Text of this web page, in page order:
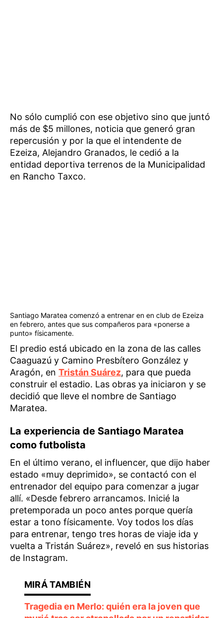
No sólo cumplió con ese objetivo sino que juntó
más de $5 millones, noticia que generó gran
repercusión y por la que el intendente de
Ezeiza, Alejandro Granados, le cedió a la
entidad deportiva terrenos de la Municipalidad
en Rancho Taxco.
Santiago Maratea comenzó a entrenar en en club de Ezeiza
en febrero, antes que sus compañeros para «ponerse a
punto» físicamente.
El predio está ubicado en la zona de las calles
Caaguazú y Camino Presbítero González y
Aragón, en Tristán Suárez, para que pueda
construir el estadio. Las obras ya iniciaron y se
decidió que lleve el nombre de Santiago
Maratea.
La experiencia de Santiago Maratea
como futbolista
En el último verano, el influencer, que dijo haber
estado «muy deprimido», se contactó con el
entrenador del equipo para comenzar a jugar
allí. «Desde febrero arrancamos. Inicié la
pretemporada un poco antes porque quería
estar a tono físicamente. Voy todos los días
para entrenar, tengo tres horas de viaje ida y
vuelta a Tristán Suárez», reveló en sus historias
de Instagram.
Tragedia en Merlo: quién era la joven que